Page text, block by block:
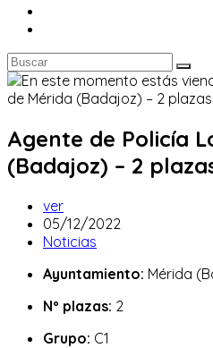
Agente de Policía
(Badajoz) – 2
Autor
de
la
ver
Publicación
de
entrada:
05/12/2022
Categoría
la
Noticias
Ayuntamiento: Mérida
Nº plazas: 2
Grupo: C1